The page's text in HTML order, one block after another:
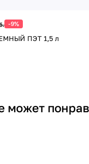
-9%
ПЭТ 1,5 л
может